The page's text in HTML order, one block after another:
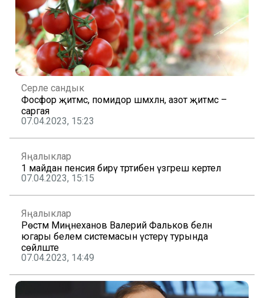
Серле сандык
Фосфор җитмәсә, помидор шәмәхәләнә, азот җитмәсә –
саргая
07.04.2023, 15:23
Яңалыклар
1 майдан пенсия бирү тәртибенә үзгәреш кертелә
07.04.2023, 15:15
Яңалыклар
Рөстәм Миңнеханов Валерий Фальков белән
югары белем системасын үстерү турында
сөйләште
07.04.2023, 14:49